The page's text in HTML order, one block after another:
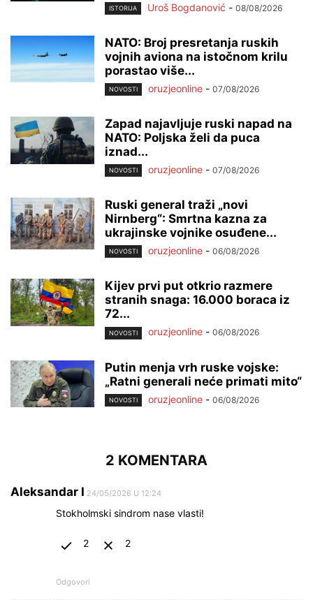
ISTORIJA Uroš Bogdanović - 08/08/2026
NATO: Broj presretanja ruskih
vojnih aviona na istočnom krilu
porastao više...
NOVOSTI oruzjeonline - 07/08/2026
Zapad najavljuje ruski napad na
NATO: Poljska želi da puca
iznad...
NOVOSTI oruzjeonline - 07/08/2026
Ruski general traži „novi
Nirnberg“: Smrtna kazna za
ukrajinske vojnike osuđene...
NOVOSTI oruzjeonline - 06/08/2026
Kijev prvi put otkrio razmere
stranih snaga: 16.000 boraca iz
72...
NOVOSTI oruzjeonline - 06/08/2026
Putin menja vrh ruske vojske:
„Ratni generali neće primati mito“
NOVOSTI oruzjeonline - 06/08/2026
2 KOMENTARA
Aleksandar I 24/05/2026 U 12:24
Stokholmski sindrom nase vlasti!
2 2
Odgovori